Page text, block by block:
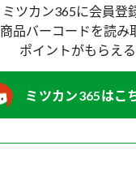
ミツカン365に会員登
商品バーコードを読み
ポイントがもらえる
ミツカン365はこ